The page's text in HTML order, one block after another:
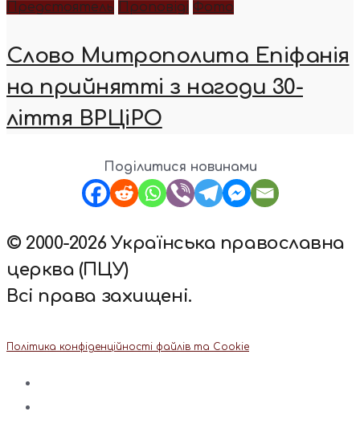
Предстоятель
Проповіді Фото
Слово Митрополита Епіфанія
на прийнятті з нагоди 30-
ліття ВРЦіРО
Поділитися новинами
© 2000-2026 Українська православна
церква (ПЦУ)
Всі права захищені.
Політика конфіденційності файлів та Cookie